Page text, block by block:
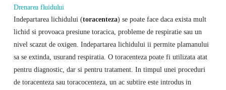
Drenarea fluidului
Indepartarea lichidului (toracenteza) se poate face daca exista mult
lichid si provoaca presiune toracica, probleme de respiratie sau un
nivel scazut de oxigen. Indepartarea lichidului ii permite plamanului
sa se extinda, usurand respiratia. O toracenteza poate fi utilizata atat
pentru diagnostic, dar si pentru tratament. In timpul unei proceduri
de toracenteza sau toracocenteza, un ac subtire este introdus in